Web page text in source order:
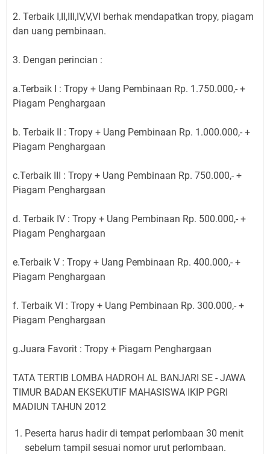
2. Terbaik I,II,III,IV,V,VI berhak mendapatkan tropy, piagam
dan uang pembinaan.
3. Dengan perincian :
a.Terbaik I : Tropy + Uang Pembinaan Rp. 1.750.000,- +
Piagam Penghargaan
b. Terbaik II : Tropy + Uang Pembinaan Rp. 1.000.000,- +
Piagam Penghargaan
c.Terbaik III : Tropy + Uang Pembinaan Rp. 750.000,- +
Piagam Penghargaan
d. Terbaik IV : Tropy + Uang Pembinaan Rp. 500.000,- +
Piagam Penghargaan
e.Terbaik V : Tropy + Uang Pembinaan Rp. 400.000,- +
Piagam Penghargaan
f. Terbaik VI : Tropy + Uang Pembinaan Rp. 300.000,- +
Piagam Penghargaan
g.Juara Favorit : Tropy + Piagam Penghargaan
TATA TERTIB LOMBA HADROH AL BANJARI SE - JAWA
TIMUR BADAN EKSEKUTIF MAHASISWA IKIP PGRI
MADIUN TAHUN 2012
Peserta harus hadir di tempat perlombaan 30 menit
sebelum tampil sesuai nomor urut perlombaan.